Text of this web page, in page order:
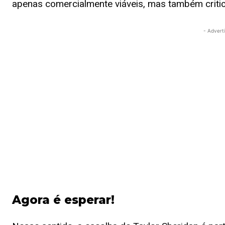
apenas comercialmente viáveis, mas também
-
Agora é esperar!